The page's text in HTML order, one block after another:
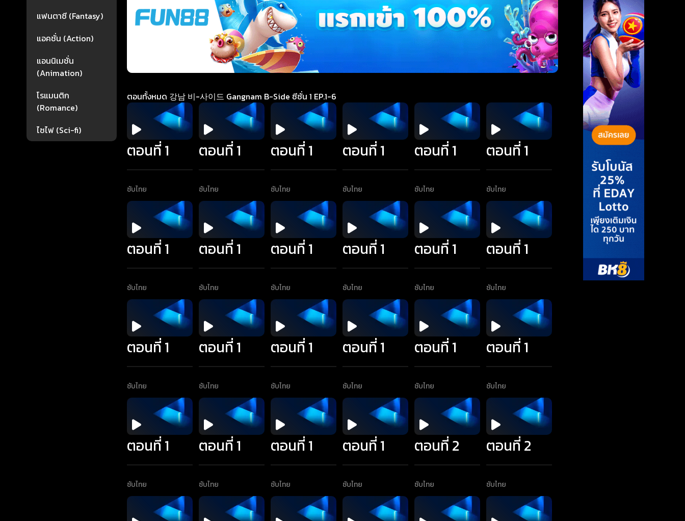
แฟนตาซี (Fantasy)
แอคชั่น (Action)
แอนนิเมชั่น
(Animation)
โรแมนติก
(Romance)
ไซไฟ (Sci-fi)
ตอนทั้งหมด 강남 비-사이드 Gangnam B-Side ซีซั่น 1 EP.1-6
ตอนที่ 1
ซับไทย
ตอนที่ 1
ซับไทย
ตอนที่ 1
ซับไทย
ตอนที่ 1
ซับไทย
ตอนที่ 1
ซับไทย
ตอนที่ 1
ซับไทย
ตอนที่ 1
ซับไทย
ตอนที่ 1
ซับไทย
ตอนที่ 1
ซับไทย
ตอนที่ 1
ซับไทย
ตอนที่ 1
ซับไทย
ตอนที่ 1
ซับไทย
ตอนที่ 1
ซับไทย
ตอนที่ 1
ซับไทย
ตอนที่ 1
ซับไทย
ตอนที่ 1
ซับไทย
ตอนที่ 1
ซับไทย
ตอนที่ 1
ซับไทย
ตอนที่ 1
ซับไทย
ตอนที่ 1
ซับไทย
ตอนที่ 1
ซับไทย
ตอนที่ 1
ซับไทย
ตอนที่ 2
ซับไทย
ตอนที่ 2
ซับไทย